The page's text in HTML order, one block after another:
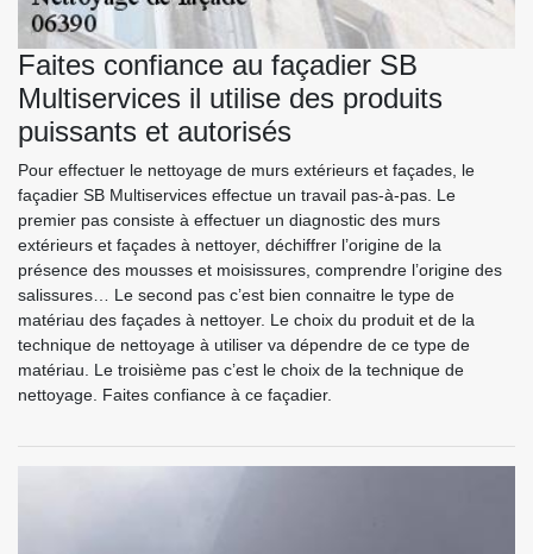
Faites confiance au façadier SB
Multiservices il utilise des produits
puissants et autorisés
Pour effectuer le nettoyage de murs extérieurs et façades, le
façadier SB Multiservices effectue un travail pas-à-pas. Le
premier pas consiste à effectuer un diagnostic des murs
extérieurs et façades à nettoyer, déchiffrer l’origine de la
présence des mousses et moisissures, comprendre l’origine des
salissures… Le second pas c’est bien connaitre le type de
matériau des façades à nettoyer. Le choix du produit et de la
technique de nettoyage à utiliser va dépendre de ce type de
matériau. Le troisième pas c’est le choix de la technique de
nettoyage. Faites confiance à ce façadier.